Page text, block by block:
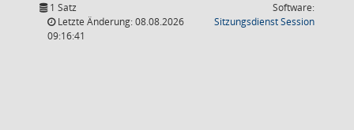
1 Satz
Letzte Änderung: 08.08.2026
09:16:41
Software:
SitzungsdienstSession(Wird in